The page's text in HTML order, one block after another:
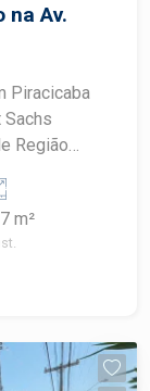
na Av.
Região
Ideal
de
m²